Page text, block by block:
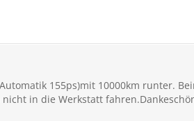
155ps)mit 10000km runter.
in die Werkstatt